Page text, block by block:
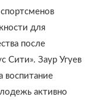
для
после
Сити». Заур Угуев
воспитание
активно